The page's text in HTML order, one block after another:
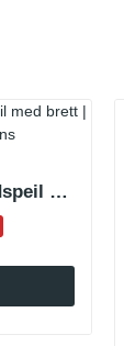
TIBRA sminkebordspeil med brett